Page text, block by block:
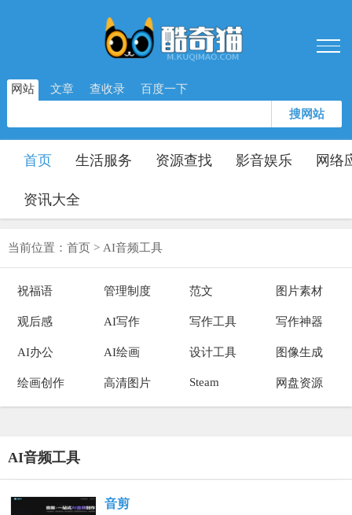
网站 文章 查收录 百度一下
搜网站
首页 生活服务 资源查找 影音娱乐 网络
资讯大全
当前位置： 首页 > AI音频工具
祝福语 管理制度 范文 图片素材
观后感 AI写作 写作工具 写作神器
AI办公 AI绘画 设计工具 图像生成
绘画创作 高清图片 Steam 网盘资源
AI音频工具
音剪